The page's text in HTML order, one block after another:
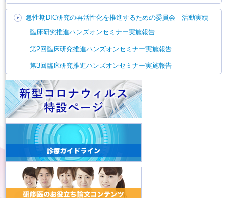
急性期DIC研究の再活性化を推進するための委員会 活動実績
臨床研究推進ハンズオンセミナー実施報告
第2回臨床研究推進ハンズオンセミナー実施報告
第3回臨床研究推進ハンズオンセミナー実施報告